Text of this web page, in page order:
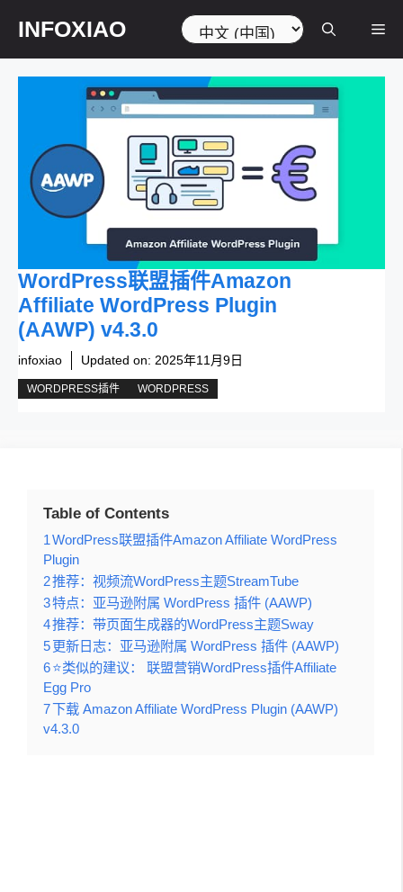
内
INFOXIAO 菜
选
择
语
WordPress联盟插件Amazon
Affiliate WordPress Plugin
(AAWP) v4.3.0
infoxiao Updated on: 2025年11月9日
WORDPRESS插件 WORDPRESS
Table of Contents
1WordPress联盟插件Amazon Affiliate WordPress
Plugin
2推荐：视频流WordPress主题StreamTube
3特点：亚马逊附属 WordPress 插件 (AAWP)
4推荐：带页面生成器的WordPress主题Sway
5更新日志：亚马逊附属 WordPress 插件 (AAWP)
6⭐类似的建议： 联盟营销WordPress插件Affiliate
Egg Pro
7下载 Amazon Affiliate WordPress Plugin (AAWP)
v4.3.0